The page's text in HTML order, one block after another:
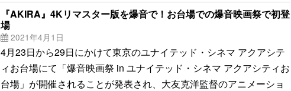
『AKIRA』4Kリマスター版を爆音で！お台場での爆音映画祭で初登
場
2021年4月1日
4月23日から29日にかけて東京のユナイテッド・シネマ アクアシテ
ィお台場にて「爆音映画祭 in ユナイテッド・シネマ アクアシティお
台場」が開催されることが発表され、大友克洋監督のアニメーショ